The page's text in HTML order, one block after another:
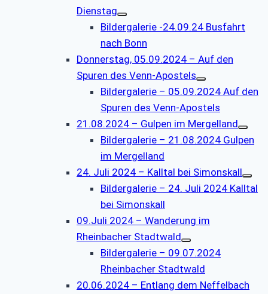
Dienstag
Bildergalerie -24.09.24 Busfahrt
nach Bonn
Donnerstag, 05.09.2024 – Auf den
Spuren des Venn-Apostels
Bildergalerie – 05.09.2024 Auf den
Spuren des Venn-Apostels
21.08.2024 – Gulpen im Mergelland
Bildergalerie – 21.08.2024 Gulpen
im Mergelland
24. Juli 2024 – Kalltal bei Simonskall
Bildergalerie – 24. Juli 2024 Kalltal
bei Simonskall
09.Juli 2024 – Wanderung im
Rheinbacher Stadtwald
Bildergalerie – 09.07.2024
Rheinbacher Stadtwald
20.06.2024 – Entlang dem Neffelbach